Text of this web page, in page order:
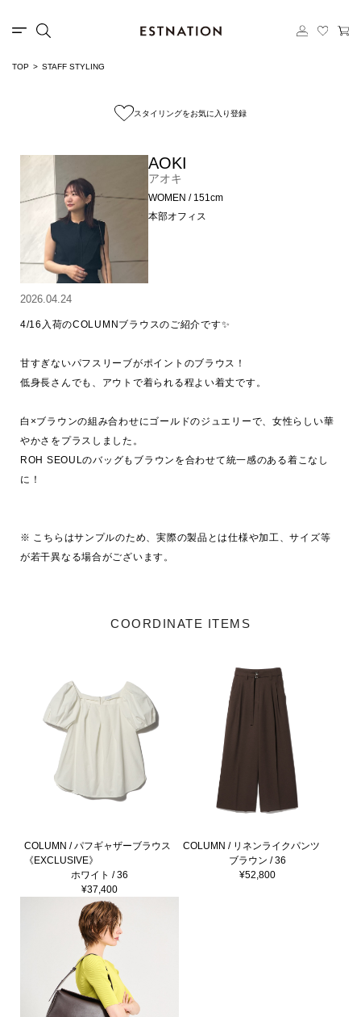
TOP STAFF STYLING
スタイリングをお気に入り登録
AOKI
アオキ
WOMEN / 151cm
本部オフィス
2026.04.24
4/16入荷のCOLUMNブラウスのご紹介です✨
甘すぎないパフスリーブがポイントのブラウス！
低身長さんでも、アウトで着られる程よい着丈です。
白×ブラウンの組み合わせにゴールドのジュエリーで、女性らしい華
やかさをプラスしました。
ROH SEOULのバッグもブラウンを合わせて統一感のある着こなし
に！
※ こちらはサンプルのため、実際の製品とは仕様や加工、サイズ等
が若干異なる場合がございます。
COORDINATE ITEMS
COLUMN / パフギャザーブラウス
《EXCLUSIVE》
ホワイト / 36
¥37,400
COLUMN / リネンライクパンツ
ブラウン / 36
¥52,800